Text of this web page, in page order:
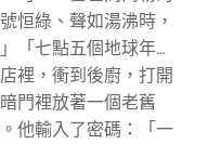
恒綠、聲如湯沸時，
「七點五個地球年…
裡，衝到後廚，打開
門裡放著一個老舊
他輸入了密碼：「一